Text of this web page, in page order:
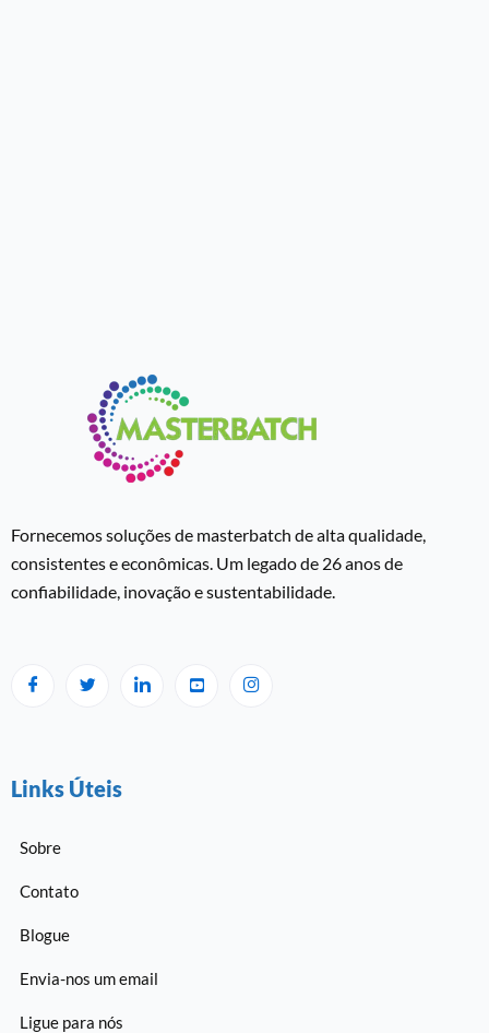
Fornecemos soluções de masterbatch de alta qualidade,
consistentes e econômicas. Um legado de 26 anos de
confiabilidade, inovação e sustentabilidade.
Links Úteis
Sobre
Contato
Blogue
Envia-nos um email
Ligue para nós